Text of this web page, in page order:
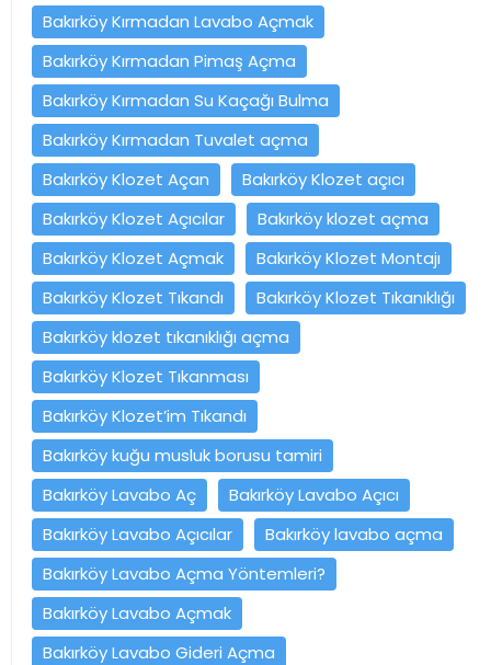
Bakırköy Kırmadan Lavabo Açmak
Bakırköy Kırmadan Pimaş Açma
Bakırköy Kırmadan Su Kaçağı Bulma
Bakırköy Kırmadan Tuvalet açma
Bakırköy Klozet Açan
Bakırköy Klozet açıcı
Bakırköy Klozet Açıcılar
Bakırköy klozet açma
Bakırköy Klozet Açmak
Bakırköy Klozet Montajı
Bakırköy Klozet Tıkandı
Bakırköy Klozet Tıkanıklığı
Bakırköy klozet tıkanıklığı açma
Bakırköy Klozet Tıkanması
Bakırköy Klozet’im Tıkandı
Bakırköy kuğu musluk borusu tamiri
Bakırköy Lavabo Aç
Bakırköy Lavabo Açıcı
Bakırköy Lavabo Açıcılar
Bakırköy lavabo açma
Bakırköy Lavabo Açma Yöntemleri?
Bakırköy Lavabo Açmak
Bakırköy Lavabo Gideri Açma